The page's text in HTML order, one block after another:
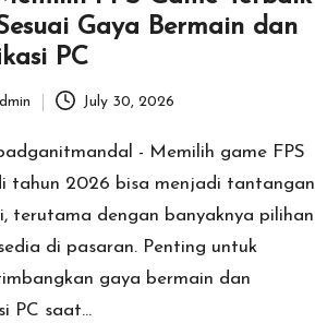
Gaya Bermain dan
PC
July 30, 2026
- Memilih game FPS
tahun 2026 bisa menjadi tantangan
terutama dengan banyaknya pilihan
di pasaran. Penting untuk
gaya bermain dan
PC saat…